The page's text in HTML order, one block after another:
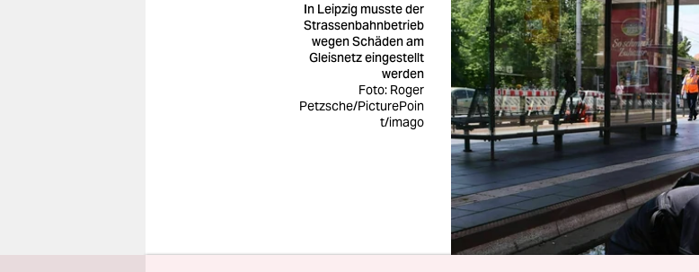
In Leipzig musste der
Strassenbahnbetrieb
wegen Schäden am
Gleisnetz eingestellt
werden
Foto: Roger
Petzsche/PicturePoin
t/imago